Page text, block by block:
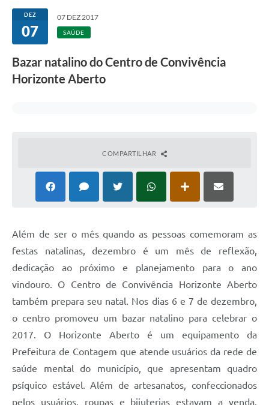
DEZ
07
07 DEZ 2017
SAÚDE
Bazar natalino do Centro de Convivência
Horizonte Aberto
COMPARTILHAR
Além de ser o mês quando as pessoas comemoram as
festas natalinas, dezembro é um mês de reflexão,
dedicação ao próximo e planejamento para o ano
vindouro. O Centro de Convivência Horizonte Aberto
também prepara seu natal. Nos dias 6 e 7 de dezembro,
o centro promoveu um bazar natalino para celebrar o
2017. O Horizonte Aberto é um equipamento da
Prefeitura de Contagem que atende usuários da rede de
saúde mental do município, que apresentam quadro
psíquico estável. Além de artesanatos, confeccionados
pelos usuários, roupas e bijuterias estavam a venda.